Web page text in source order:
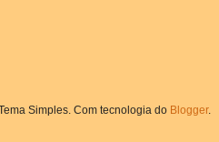
Simples. Com tecnologia do Blogger.